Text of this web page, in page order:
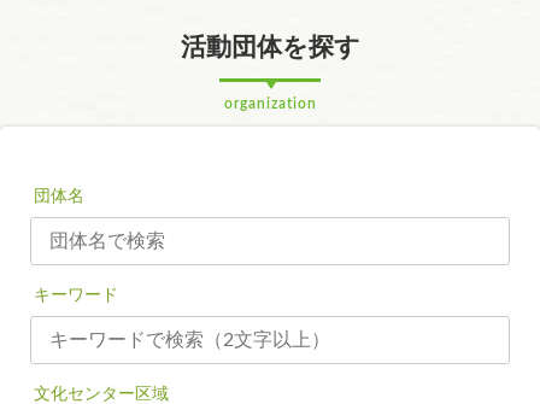
活動団体を探す
organization
団体名
キーワード
文化センター区域